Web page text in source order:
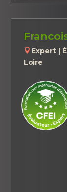
Expert |
Loire